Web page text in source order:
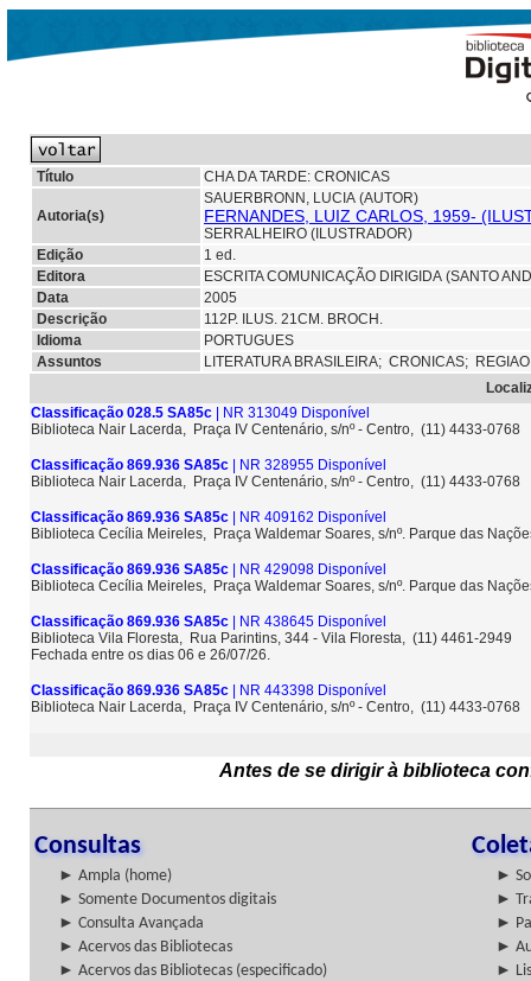
Título CHA DA TARDE: CRONICAS
Autoria(s)
SAUERBRONN, LUCIA (AUTOR)
FERNANDES, LUIZ CARLOS, 1959-
SERRALHEIRO (ILUSTRADOR)
Edição
1 ed.
Editora
ESCRITA COMUNICAÇÃO DIRIGIDA (SANTO
Data
2005
Descrição
112P. ILUS. 21CM. BROCH.
Idioma
PORTUGUES
Assuntos
LITERATURA BRASILEIRA; CRONICAS;
Classificação 028.5 SA85c | NR 313049 Disponível
Biblioteca Nair Lacerda, Praça IV Centenário, s/nº - Centro, (11) 4433-0768
Classificação 869.936 SA85c | NR 328955 Disponível
Biblioteca Nair Lacerda, Praça IV Centenário, s/nº - Centro, (11) 4433-0768
Classificação 869.936 SA85c | NR 409162 Disponível
Biblioteca Cecília Meireles, Praça Waldemar Soares, s/nº. Parque das
Classificação 869.936 SA85c | NR 429098 Disponível
Biblioteca Cecília Meireles, Praça Waldemar Soares, s/nº. Parque das
Classificação 869.936 SA85c | NR 438645 Disponível
Biblioteca Vila Floresta, Rua Parintins, 344 - Vila Floresta, (11) 4461-2949
Fechada entre os dias 06 e 26/07/26.
Classificação 869.936 SA85c | NR 443398 Disponível
Biblioteca Nair Lacerda, Praça IV Centenário, s/nº - Centro, (11) 4433-0768
Antes de se dirigir à biblioteca
Consultas
► Ampla (home)
►
► Somente Documentos digitais
►
► Consulta Avançada
►
► Acervos das Bibliotecas
►
► Acervos das Bibliotecas (especificado)
►